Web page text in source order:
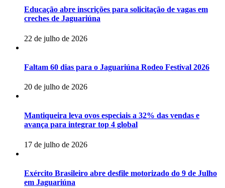
Educação abre inscrições para solicitação de vagas em
creches de Jaguariúna
22 de julho de 2026
Faltam 60 dias para o Jaguariúna Rodeo Festival 2026
20 de julho de 2026
Mantiqueira leva ovos especiais a 32% das vendas e
avança para integrar top 4 global
17 de julho de 2026
Exército Brasileiro abre desfile motorizado do 9 de Julho
em Jaguariúna